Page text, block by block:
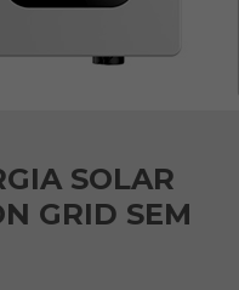
SOLAR
GRID SEM